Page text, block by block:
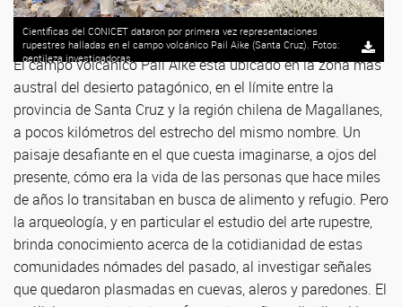
Científicas del CONICET dataron por primera vez representaciones
rupestres halladas en el campo volcánico Pail Aike (Santa Cruz). Fotos:
gentileza investigadoras.
El campo volcánico Pali Aike está ubicado en la zona más
austral del desierto patagónico, en el límite entre la
provincia de Santa Cruz y la región chilena de Magallanes,
a pocos kilómetros del estrecho del mismo nombre. Un
paisaje desafiante en el que cuesta imaginarse, a ojos del
presente, cómo era la vida de las personas que hace miles
de años lo transitaban en busca de alimento y refugio. Pero
la arqueología, y en particular el estudio del arte rupestre,
brinda conocimiento acerca de la cotidianidad de estas
comunidades nómades del pasado, al investigar señales
que quedaron plasmadas en cuevas, aleros y paredones. El